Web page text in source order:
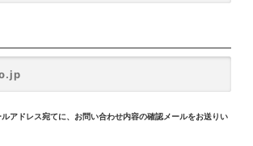
アドレス宛てに、お問い合わせ内容の確認メールをお送りい